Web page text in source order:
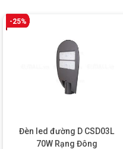
chống bụi hoàn toàn và
Điều này giúp đèn hoạt
tiết, kể cả mưa bão lớn hay
Ngoài ra, sản phẩm còn đạt
, bảo vệ được hiệu quả
và sử dụng lâu dài ngoài
MÔI TRƯỜNG
-25%
Đèn led đường D CSD03L
70W Rạng Đông